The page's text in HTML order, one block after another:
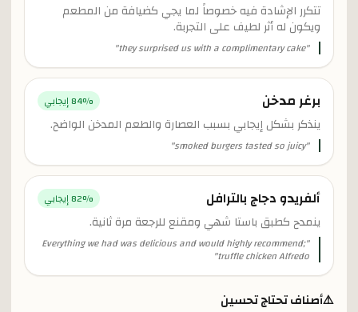
تتكرر الإشادة فيه خصوصاً لما يجي كضيافة من المطعم
ويكون له أثر لطيف على التجربة.
"
they surprised us with a complimentary cake
"
برغر مدخن 84% إيجابي
ينذكر بشكل إيجابي بسبب العصارة والطعم المدخن الواضح.
"
smoked burgers tasted so juicy
"
ألفريدو دجاج بالترافل 82% إيجابي
ينمدح كطبق باستا شهي ومقنع للرجعة مرة ثانية.
"
Everything we had was delicious and would highly recommend;
truffle chicken Alfredo
"
⚠️أصناف تحتاج تحسين